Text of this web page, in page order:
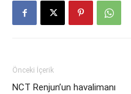
Önceki İçerik
NCT Renjun’un havalimanı